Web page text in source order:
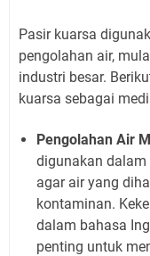
Pasir kuarsa
pengolahan air,
industri besar.
kuarsa sebagai
Pengolahan Air
digunakan
agar air yang
kontaminan.
dalam bahasa
penting untuk